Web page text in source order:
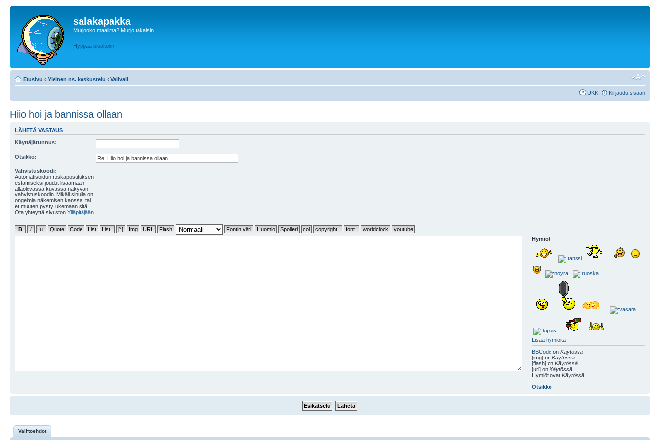
salakapakka
Murjooko maailma? Murjo takaisin.
Hyppää sisältöön
Etusivu ‹ Yleinen ns. keskustelu ‹ Valivali
UKK Kirjaudu sisään
Hiio hoi ja bannissa ollaan
LÄHETÄ VASTAUS
Käyttäjätunnus:
Otsikko:
Vahvistuskoodi:
Automatisoidun roskapostituksen
estämiseksi joudut lisäämään
allaolevassa kuvassa näkyvän
vahvistuskoodin. Mikäli sinulla on
ongelmia näkemisen kanssa, tai
et muuten pysty lukemaan sitä.
Ota yhteyttä sivuston Ylläpitäjään
Hymiöt
Lisää hymiöitä
BBCodeon Käytössä
[img] on Käytössä
[flash] on Käytössä
[url] on Käytössä
Hymiöt ovat Käytössä
Otsikko
Vaihtoehdot